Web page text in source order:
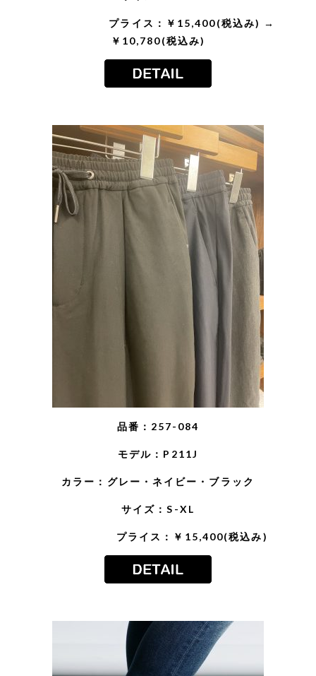
プライス：￥15,400(税込み) →
￥10,780(税込み)
品番：257-084
モデル：P211J
カラー：グレー・ネイビー・ブラック
サイズ：S-XL
プライス：￥15,400(税込み)